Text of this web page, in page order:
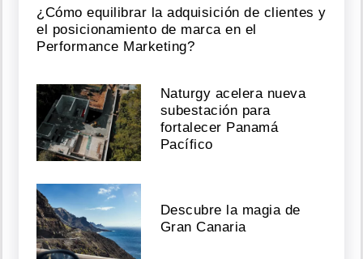
¿Cómo equilibrar la adquisición de clientes y
el posicionamiento de marca en el
Performance Marketing?
Naturgy acelera nueva
subestación para
fortalecer Panamá
Pacífico
Descubre la magia de
Gran Canaria